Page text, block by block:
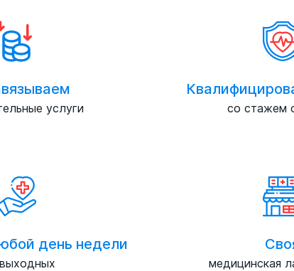
услуги со стажем
день недели
медицинская